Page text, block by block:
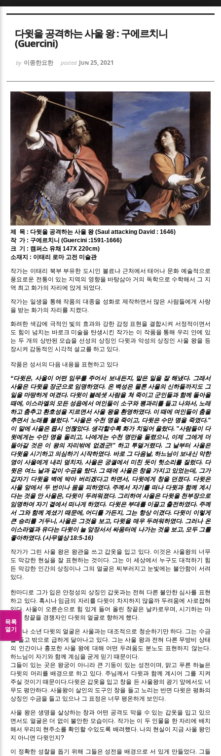
다윗을 공격하는 사울 왕 : 구에르치니
(Guercini)
by 이종한요한 posted Jun 25, 2021
제목 : 다윗을 공격하는 사울 왕 (Saul attacking David : 1646)
작 가 : 구에르치니 (Guercini :1591-1666)
크 기 : 캠퍼스 유채 147X 220cm)
소재지 : 이태리 로마 고전 미술관
작가는 이태리 북부 부유한 도시인 볼료냐 근처에서 태어나 문화 예술적으로
풍요로운 전통이 있는 지역의 영향을 바탕삼아 거의 독학으로 수학해서 그 지
역 최고 화가의 자리에 앉게 되었다.
작가는 일생을 통해 작품의 대종을 성화로 제작하면서 많은 사람들에게 사랑
을 받는 화가의 자리를 지켰다.
화려한 색감에 극적인 빛의 효과와 강한 감정 표현을 결합시켜 서정적이면서
도 힘이 넘치는 바로크 미술을 탄생시킨 작가는 이 작품을 통해 우리 안에 있
는 두 개의 상반된 모습을 선성의 상징인 다윗과 악성의 상징인 사울 왕을 등
장시켜 감동적인 시각적 설교를 하고 있다.
작품은 성서의 다음 내용을 표현하고 있다
“다윗은, 사울이 어떤 임무를 주어서 보내든지, 맡은 일을 잘 해냈다. 그래서
사울은 다윗을 장군으로 임명하였다. 온 백성은 물론 사울의 신하들까지도 그
일을 마땅하게 여겼다. 다윗이 블레셋 사람을 쳐 죽이고 군인들과 함께 돌아올
때에, 이스라엘의 모든 성읍에서 여인들이 소구와 꽹과리를 들고 나와서, 노래
하고 춤추고 환호성을 지르면서 사울 왕을 환영하였다. 이 때에 여인들이 춤을
추면서 노래를 불렀다. "사울은 수천 명을 죽이고, 다윗은 수만 명을 죽였다."
이 말에 사울은 몹시 언짢았다. 생각할수록 화가 치밀어 올랐다. "사람들이 다
윗에게는 수만 명을 돌리고, 나에게는 수천 명만을 돌렸으니, 이제 그에게 더
돌아갈 것은 이 왕의 자리밖에 없겠군!" 하고 투덜거렸다. 그 날부터 사울은
다윗을 시기하고 의심하기 시작하였다. 바로 그 다음날, 하느님이 보내신 악한
영이 사울에게 내리 덮치자, 사울은 궁궐에서 미친 듯이 헛소리를 질렀다. 다
윗은 여느 날과 같이 수금을 탔다. 그 때에 사울은 창을 가지고 있었는데, 그가
갑자기 다윗을 벽에 박아 버리겠다고 하면서, 다윗에게 창을 던졌다. 다윗은
사울 앞에서 두 번이나 몸을 피하였다. 주께서 자기를 떠나 다윗과 함께 계시
다는 것을 안 사울은, 다윗이 두려워졌다. 그리하여 사울은 다윗을 천부장으로
임명하여 자기 곁에서 떠나게 하였다. 다윗은 부대를 이끌고 출전하였다. 주께
서 그와 함께 계셨기 때문에, 어디를 가든지, 그는 항상 이겼다. 다윗이 이렇게
큰 승리를 거두니, 사울은 그것을 보고, 다윗을 매우 두려워하였다. 그러나 온
이스라엘과 유다는 다윗이 늘 앞장서서 싸움터에 나가는 것을 보고, 모두 그를
좋아하였다. (사무엘상 18:5-16)
작가가 그린 사울 왕은 왕관을 쓰고 갑옷을 입고 있다. 이것은 사울왕의 너무
도 막강한 현실을 잘 표현하는 것이다. 그는 이 세상에서 누구도 대적하기 힘
든 막강한 인간의 상징이나 그의 얼굴은 찌부러지고 눈빛에는 불안함이 서려
있다.
한마디로 그가 입은 안정성의 상징인 갑옷과는 전혀 다른 불안한 심사를 표현
하고 있다. 혹시나 임금의 자리를 다윗이 차지하지 않을까 두려움에 사로잡혀
있다. 사울이 오른손으로 힘 있게 들어 올린 창끝은 날카로우며, 시기하는 마
음은 창끝을 경쟁자인 다윗의 얼굴로 향하게 했다.
그러나 소년 다윗의 얼굴은 사울과는 대조적으로 청순하기만 하다. 그는 수금
을 들고 밖으로 급하게 달아나고 있다. 그는 사울 왕과 전혀 다른 무방비 상태
의 인간이나 흉포한 사울 왕에 대해 어떤 두려움도 분노도 표현하지 않는다.
하느님이 자기와 함께 계심을 굳게 믿기 때문이다.
그들이 있는 곳은 왕궁이 아니라 큰 기둥이 있는 성전이며, 맑고 푸른 하늘은
다윗의 머리를 배경으로 하고 있다. 주님께서 다윗과 함께 계시어 그를 지켜
주실 것이기 때문이다.다윗은 갑옷을 입고 창을 든 사울왕의 광기 앞에서도 너
무도 평안하다. 사울왕이 살인의 도구인 창을 들고 노리는 반면 다윗은 평화의
상징인 수금을 들고 있으나 그 표정은 너무 평온하게 보인다.
사울 왕은 생명을 살상하는 창과 어떤 공격도 막을 수 있는 갑옷을 입고 있으
면서도 얼굴은 더 없이 불안한 모습이다. 작가는 이 두 인물을 한 자리에 배치
해서 우리의 현주소를 확인할 수있도록 배려했다. 나의 현실이 지금 사울 왕인
지 아니면 다윗인지?
이 정확한 성찰을 돕기 위해 그들은 성전을 배경으로 서 있게 만들었다. 그들
목록
열기
Sketchbook5, 스케치북5
Sketchbook5, 스케치북5
Sketchbook5, 스케치북5
Sketchbook5, 스케치북5